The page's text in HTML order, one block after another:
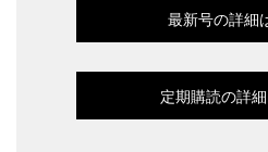
最新号の詳細
定期購読の詳